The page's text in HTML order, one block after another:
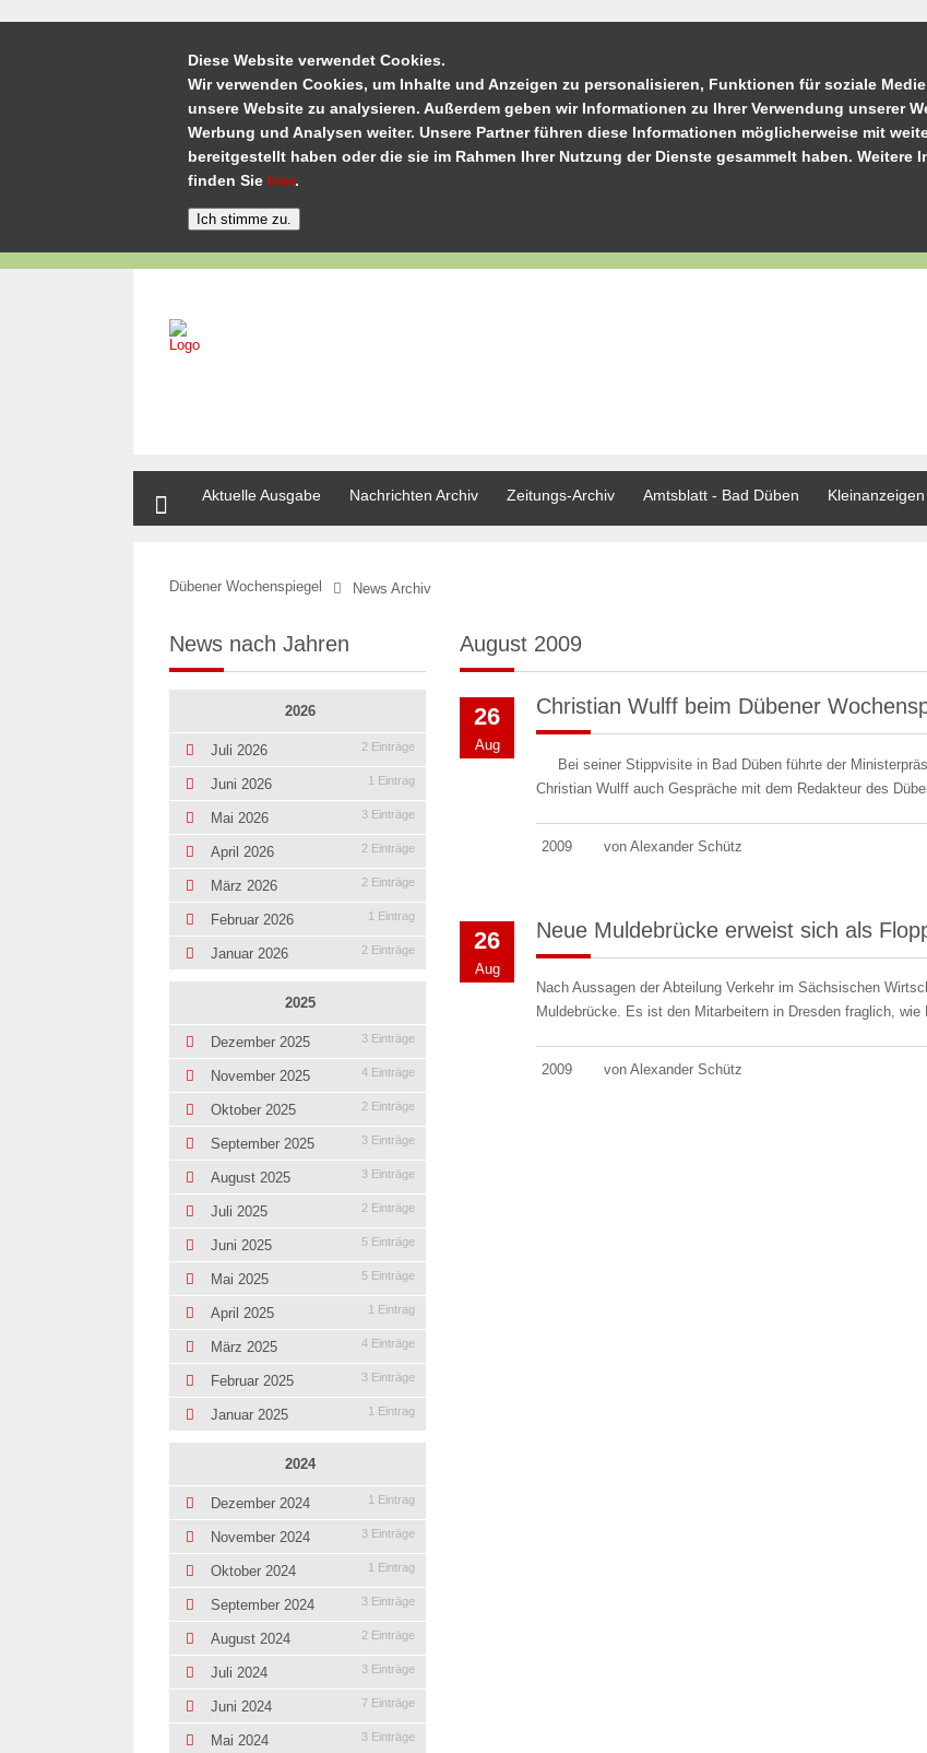
Diese Website verwendet Cookies.
Wir verwenden Cookies, um Inhalte und Anzeigen zu personalisieren, Funktionen für soziale
unsere Website zu analysieren. Außerdem geben wir Informationen zu Ihrer Verwendung unserer
Werbung und Analysen weiter. Unsere Partner führen diese Informationen möglicherweise mit
bereitgestellt haben oder die sie im Rahmen Ihrer Nutzung der Dienste gesammelt haben. Weitere
finden Sie hier.
Aktuelle Ausgabe
Nachrichten Archiv Zeitungs-Archiv Amtsblatt - Bad Düben Kleinanzeigen
Dübener Wochenspiegel News Archiv
August 2009
26
Aug
Christian Wulff beim Dübener
Bei seiner Stippvisite in Bad Düben führte der
Christian Wulff auch Gespräche mit dem Redakteur des
2009 von Alexander Schütz
26
Aug
Neue Muldebrücke erweist sich als
Nach Aussagen der Abteilung Verkehr im Sächsischen
Muldebrücke. Es ist den Mitarbeitern in Dresden fraglich,
2009 von Alexander Schütz
News nach Jahren
2026
Juli 2026 2 Einträge
Juni 2026 1 Eintrag
Mai 2026 3 Einträge
April 2026 2 Einträge
März 2026 2 Einträge
Februar 2026 1 Eintrag
Januar 2026 2 Einträge
2025
Dezember 2025 3 Einträge
November 2025 4 Einträge
Oktober 2025 2 Einträge
September 2025 3 Einträge
August 2025 3 Einträge
Juli 2025 2 Einträge
Juni 2025 5 Einträge
Mai 2025 5 Einträge
April 2025 1 Eintrag
März 2025 4 Einträge
Februar 2025 3 Einträge
Januar 2025 1 Eintrag
2024
Dezember 2024 1 Eintrag
November 2024 3 Einträge
Oktober 2024 1 Eintrag
September 2024 3 Einträge
August 2024 2 Einträge
Juli 2024 3 Einträge
Juni 2024 7 Einträge
Mai 2024 3 Einträge